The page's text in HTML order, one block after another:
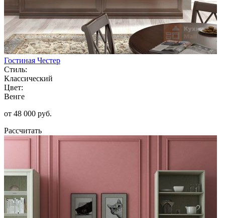
Гостиная Честер
Стиль:
Классический
Цвет:
Венге
от 48 000 руб.
Рассчитать